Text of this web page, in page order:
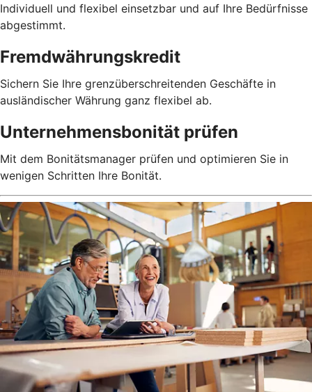
Individuell und flexibel einsetzbar und auf Ihre Bedürfnisse
abgestimmt.
Fremdwährungskredit
Sichern Sie Ihre grenzüberschreitenden Geschäfte in
ausländischer Währung ganz flexibel ab.
Unternehmensbonität prüfen
Mit dem Bonitätsmanager prüfen und optimieren Sie in
wenigen Schritten Ihre Bonität.